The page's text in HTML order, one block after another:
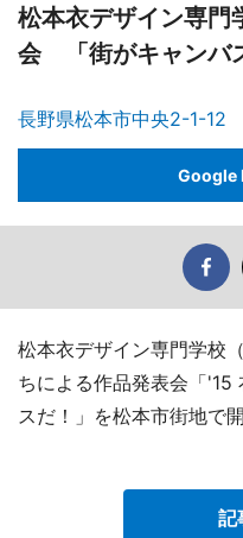
松本衣デザイン専門
会 「街がキャンバ
長野県松本市中央2-1-12
Google
松本衣デザイン専門学校
ちによる作品発表会「'15
スだ！」を松本市街地で
記